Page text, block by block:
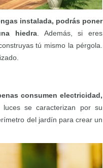
instalada, podrás poner
hiedra . Además, si eres
tú mismo la pérgola.
consumen electricidad,
luces se caracterizan por su
del jardín para crear un